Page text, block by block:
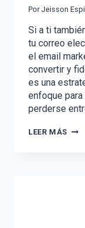
Por Jeisson
Si a ti
tu correo
el email
convertir y
es una
enfoque
perderse
LEER MÁS